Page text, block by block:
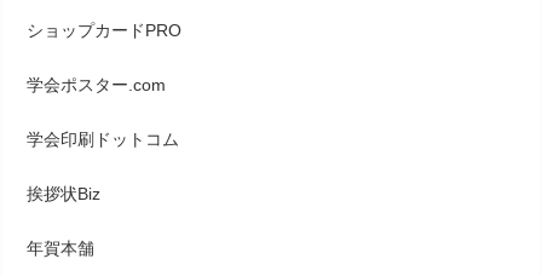
ショップカードPRO
学会ポスター.com
学会印刷ドットコム
挨拶状Biz
年賀本舗